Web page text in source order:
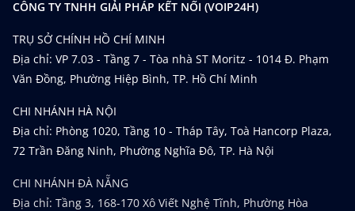
CÔNG TY TNHH GIẢI PHÁP KẾT NỐI (VOIP24H)
TRỤ SỞ CHÍNH HỒ CHÍ MINH
Địa chỉ: VP 7.03 - Tầng 7 - Tòa nhà ST Moritz - 1014 Đ. Phạm
Văn Đồng, Phường Hiệp Bình, TP. Hồ Chí Minh
CHI NHÁNH HÀ NỘI
Địa chỉ: Phòng 1020, Tầng 10 - Tháp Tây, Toà Hancorp Plaza,
72 Trần Đăng Ninh, Phường Nghĩa Đô, TP. Hà Nội
CHI NHÁNH ĐÀ NẴNG
Địa chỉ: Tầng 3, 168-170 Xô Viết Nghệ Tĩnh, Phường Hòa